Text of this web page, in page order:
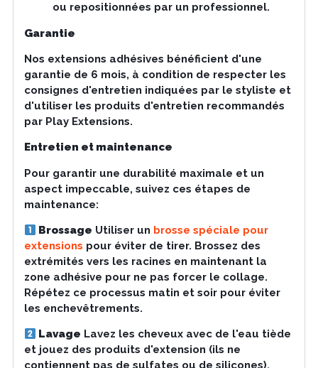
ou repositionnées par un professionnel.
Garantie
Nos extensions adhésives bénéficient d'une
garantie de 6 mois, à condition de respecter les
consignes d'entretien indiquées par le styliste et
d'utiliser les produits d'entretien recommandés
par Play Extensions.
Entretien et maintenance
Pour garantir une durabilité maximale et un
aspect impeccable, suivez ces étapes de
maintenance:
Brossage Utiliser un brosse spéciale pour
extensions pour éviter de tirer. Brossez des
extrémités vers les racines en maintenant la
zone adhésive pour ne pas forcer le collage.
Répétez ce processus matin et soir pour éviter
les enchevêtrements.
Lavage Lavez les cheveux avec de l'eau tiède
et jouez des produits d'extension (ils ne